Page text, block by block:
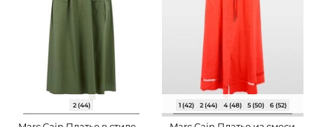
2 (44) 1 (42) 2 (44) 4 (48) 5 (50) 6 (52)